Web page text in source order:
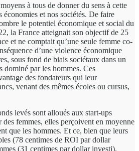
à tous de donner du sens à cette
et nos sociétés. De faire
le potentiel économique et social du
la France atteignait son objectif de 25
et ne comptait qu’une seule femme co-
d’une violence économique
sous fond de biais sociétaux dans un
dominé par les hommes. Ces
des fondateurs qui leur
venant des mêmes écoles ou cursus,
levés sont alloués aux start-ups
des femmes, elles perçoivent en moyenne
que les hommes. Et ce, bien que leurs
(78 centimes de ROI par dollar
(31 centimes par dollar investi).